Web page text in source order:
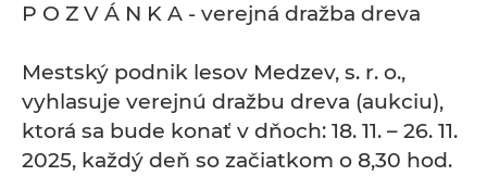
P O Z V Á N K A - verejná dražba dreva
Mestský podnik lesov Medzev, s. r. o.,
vyhlasuje verejnú dražbu dreva (aukciu),
ktorá sa bude konať v dňoch: 18. 11. – 26. 11.
2025, každý deň so začiatkom o 8,30 hod.